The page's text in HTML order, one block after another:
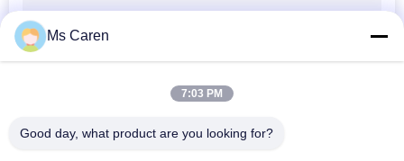
Flexo-
Druckmaschine
Ms Caren
7:03 PM
Good day, what product are you looking for?